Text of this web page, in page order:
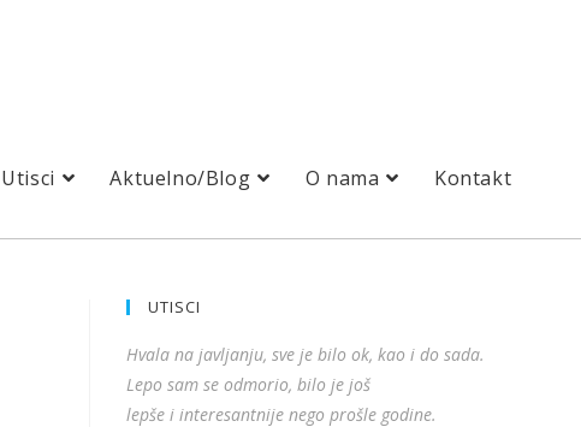
Utisci Aktuelno/Blog O nama Kontakt
UTISCI
Hvala na javljanju, sve je bilo ok, kao i do sada.
Lepo sam se odmorio, bilo je još
lepše i interesantnije nego prošle godine.